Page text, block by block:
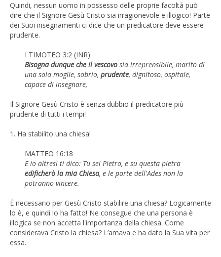
Quindi, nessun uomo in possesso delle proprie facoltà può
dire che il Signore Gesù Cristo sia irragionevole e illogico! Parte
dei Suoi insegnamenti ci dice che un predicatore deve essere
prudente.
I TIMOTEO 3:2 (INR)
Bisogna dunque che il vescovo sia irreprensibile, marito di
una sola moglie, sobrio, prudente, dignitoso, ospitale,
capace di insegnare,
Il Signore Gesù Cristo è senza dubbio il predicatore più
prudente di tutti i tempi!
1. Ha stabilito una chiesa!
MATTEO 16:18
E io altresì ti dico: Tu sei Pietro, e su questa pietra
edificherò la mia Chiesa, e le porte dell'Ades non la
potranno vincere.
È necessario per Gesù Cristo stabilire una chiesa? Logicamente
lo è, e quindi lo ha fatto! Ne consegue che una persona è
illogica se non accetta l'importanza della chiesa. Come
considerava Cristo la chiesa? L’amava e ha dato la Sua vita per
essa.